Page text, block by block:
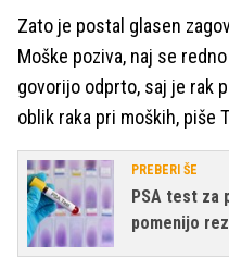
Zato je postal glasen
Moške poziva, naj se
govorijo odprto, saj je rak
oblik raka pri moških, piše
PREBERI ŠE
PSA test za
pomenijo